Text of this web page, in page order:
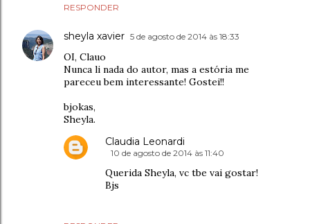
RESPONDER
sheyla xavier 5 de agosto de 2014 às 18:33
OI, Clauo
Nunca li nada do autor, mas a estória me
pareceu bem interessante! Gostei!!
bjokas,
Sheyla.
Claudia Leonardi
10 de agosto de 2014 às 11:40
Querida Sheyla, vc tbe vai gostar!
Bjs